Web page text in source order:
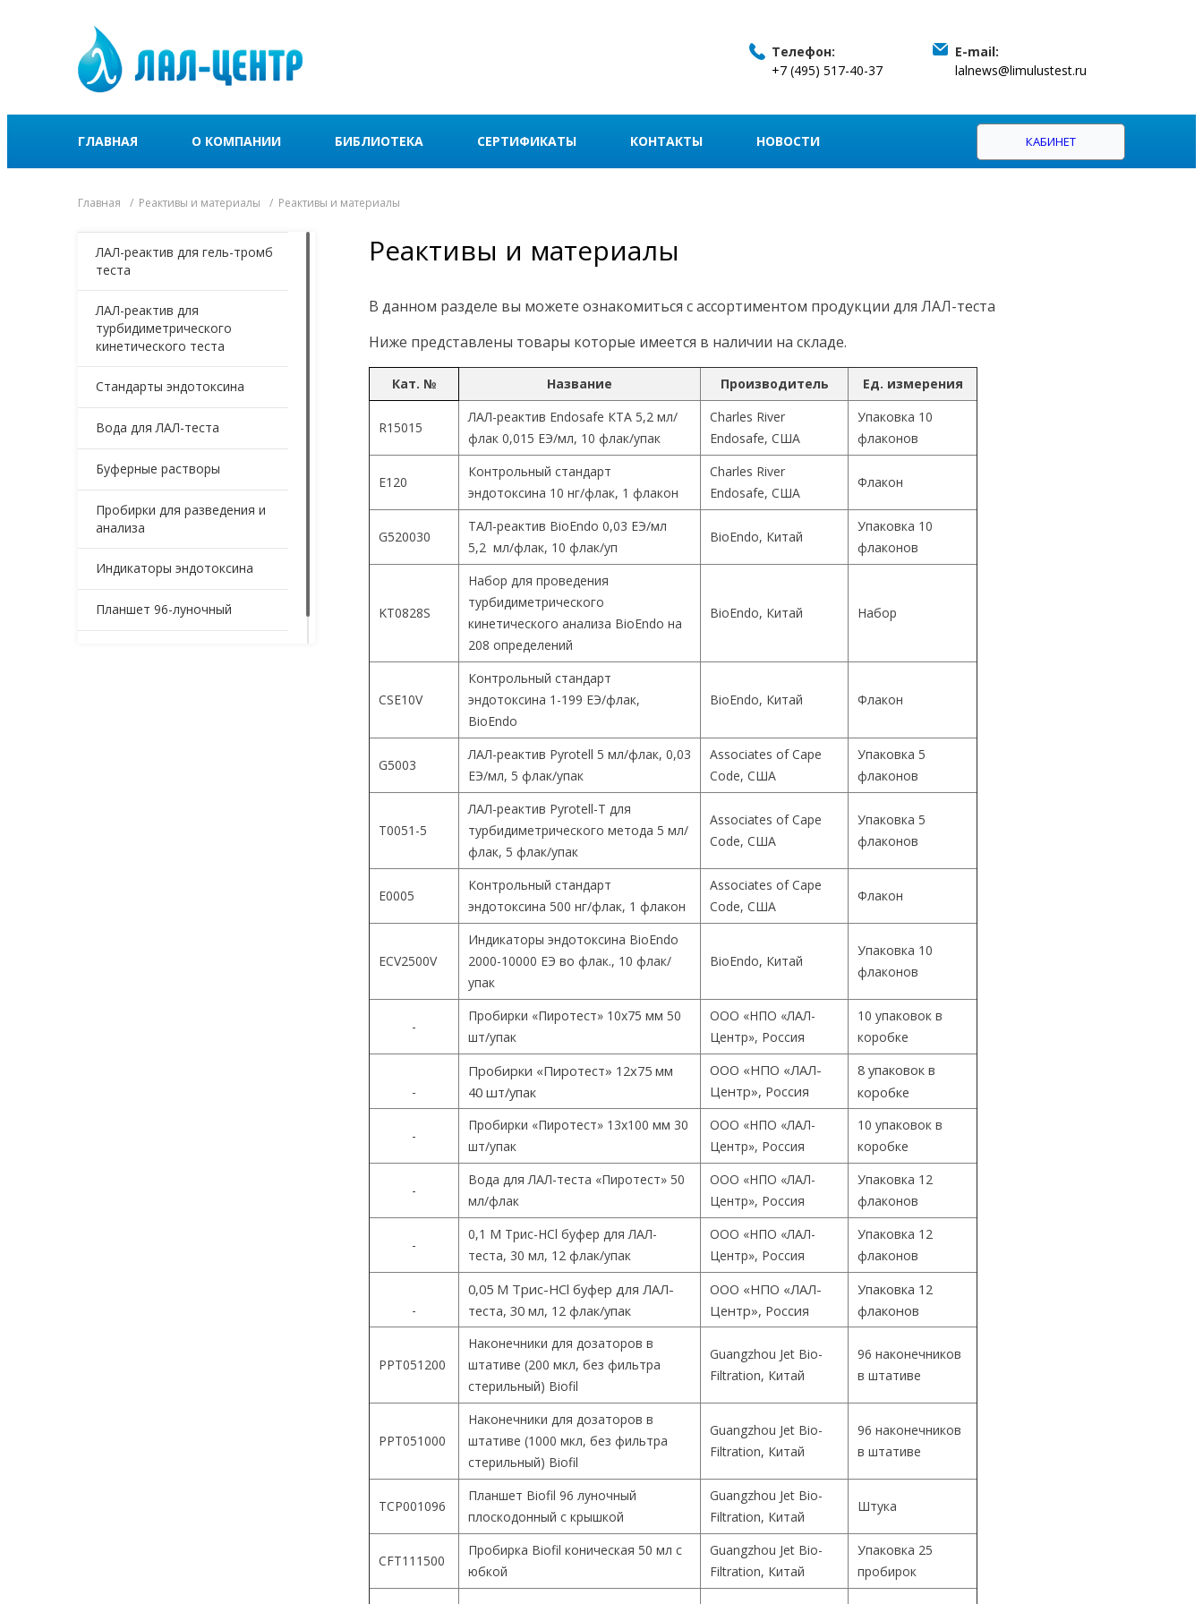
Телефон:
+7 (495) 517-40-37
E-mail:
lalnews@limulustest.ru
ГЛАВНАЯ О КОМПАНИИ БИБЛИОТЕКА СЕРТИФИКАТЫ КОНТАКТЫ НОВОСТИ КАБИНЕТ
Главная Реактивы и материалы Реактивы и материалы
ЛАЛ-реактив для гель-тромб
теста
ЛАЛ-реактив для
турбидиметрического
кинетического теста
Стандарты эндотоксина
Вода для ЛАЛ-теста
Буферные растворы
Пробирки для разведения и
анализа
Индикаторы эндотоксина
Планшет 96-луночный
Реактивы и материалы
В данном разделе вы можете ознакомиться с ассортиментом продукции для ЛАЛ-теста
Ниже представлены товары которые имеется в наличии на складе.
Кат. № Название Производитель Ед. измерения
R15015
ЛАЛ-реактив Endosafe КТА 5,2 мл/
флак 0,015 ЕЭ/мл, 10 флак/упак
Charles River
Endosafe, США
Упаковка 10
флаконов
Е120
Контрольный стандарт
эндотоксина 10 нг/флак, 1 флакон
Charles River
Endosafe, США
Флакон
G520030
ТАЛ-реактив BioEndo 0,03 ЕЭ/мл
5,2 мл/флак, 10 флак/уп
BioEndo, Китай
Упаковка 10
флаконов
KT0828S
Набор для проведения
турбидиметрического
кинетического анализа BioEndo на
208 определений
BioEndo, Китай Набор
CSE10V
Контрольный стандарт
эндотоксина 1-199 ЕЭ/флак,
BioEndo
BioEndo, Китай Флакон
G5003
ЛАЛ-реактив Pyrotell 5 мл/флак, 0,03
ЕЭ/мл, 5 флак/упак
Associates of Cape
Code, США
Упаковка 5
флаконов
T0051-5
ЛАЛ-реактив Pyrotell-T для
турбидиметрического метода 5 мл/
флак, 5 флак/упак
Associates of Cape
Code, США
Упаковка 5
флаконов
E0005
Контрольный стандарт
эндотоксина 500 нг/флак, 1 флакон
Associates of Cape
Code, США
Флакон
ECV2500V
Индикаторы эндотоксина BioEndo
2000-10000 ЕЭ во флак., 10 флак/
упак
BioEndo, Китай
Упаковка 10
флаконов
-
Пробирки «Пиротест» 10х75 мм 50
шт/упак
ООО «НПО «ЛАЛ-
Центр», Россия
10 упаковок в
коробке
-
Пробирки «Пиротест» 12х75 мм
40 шт/упак
ООО «НПО «ЛАЛ-
Центр», Россия
8 упаковок в
коробке
-
Пробирки «Пиротест» 13х100 мм 30
шт/упак
ООО «НПО «ЛАЛ-
Центр», Россия
10 упаковок в
коробке
-
Вода для ЛАЛ-теста «Пиротест» 50
мл/флак
ООО «НПО «ЛАЛ-
Центр», Россия
Упаковка 12
флаконов
-
0,1 М Трис-HCl буфер для ЛАЛ-
теста, 30 мл, 12 флак/упак
ООО «НПО «ЛАЛ-
Центр», Россия
Упаковка 12
флаконов
-
0,05 М Трис-HCl буфер для ЛАЛ-
теста, 30 мл, 12 флак/упак
ООО «НПО «ЛАЛ-
Центр», Россия
Упаковка 12
флаконов
PPT051200
Наконечники для дозаторов в
штативе (200 мкл, без фильтра
стерильный) Biofil
Guangzhou Jet Bio-
Filtration, Китай
96 наконечников
в штативе
PPT051000
Наконечники для дозаторов в
штативе (1000 мкл, без фильтра
стерильный) Biofil
Guangzhou Jet Bio-
Filtration, Китай
96 наконечников
в штативе
TCP001096
Планшет Biofil 96 луночный
плоскодонный с крышкой
Guangzhou Jet Bio-
Filtration, Китай
Штука
CFT111500
Пробирка Biofil коническая 50 мл с
юбкой
Guangzhou Jet Bio-
Filtration, Китай
Упаковка 25
пробирок